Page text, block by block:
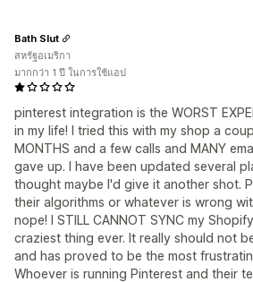
pinterest integration is the WORST
in my life! I tried this with my shop a
MONTHS and a few calls and MANY
gave up. I have been updated several
thought maybe I'd give it another shot.
their algorithms or whatever is wrong
nope! I STILL CANNOT SYNC my
craziest thing ever. It really should not
and has proved to be the most
Whoever is running Pinterest and their
Bath Slut
สหรัฐอเมริกา
มากกว่า 1 ปี ในการใช้แอป